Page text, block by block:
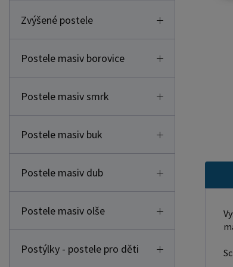
Zvýšené postele
Postele masiv borovice
Postele masiv smrk
Postele masiv buk
Postele masiv dub
Postele masiv olše
Postýlky - postele pro děti